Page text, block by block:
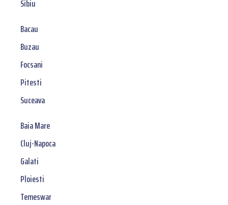
Sibiu
Bacau
Buzau
Focsani
Pitesti
Suceava
Baia Mare
Cluj-Napoca
Galati
Ploiesti
Temeswar